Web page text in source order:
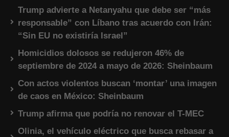
Trump advierte a Netanyahu que debe ser “más
responsable” con Líbano tras acuerdo con Irán:
“Sin EU no existiría Israel”
Homicidios dolosos se redujeron 46% de
septiembre de 2024 a mayo de 2026: Sheinbaum
Con actos violentos buscan ‘montar’ una imagen
de caos en México: Sheinbaum
Trump afirma que podría no renovar el T-MEC
Olinia, el vehículo eléctrico que busca rebasar a